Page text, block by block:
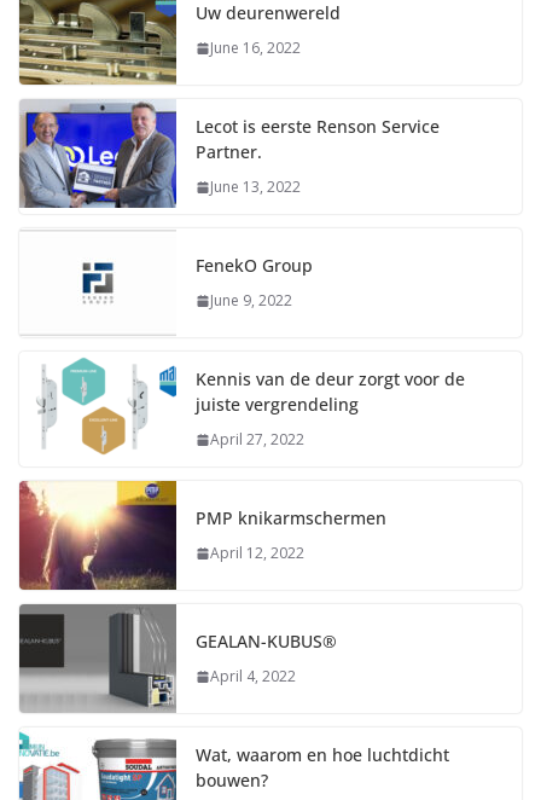
Uw deurenwereld
June 16, 2022
Lecot is eerste Renson Service
Partner.
June 13, 2022
FenekO Group
June 9, 2022
Kennis van de deur zorgt voor de
juiste vergrendeling
April 27, 2022
PMP knikarmschermen
April 12, 2022
GEALAN-KUBUS®
April 4, 2022
Wat, waarom en hoe luchtdicht
bouwen?